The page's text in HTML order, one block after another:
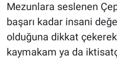
Mezunlara seslenen
başarı kadar insani
olduğuna dikkat
kaymakam ya da